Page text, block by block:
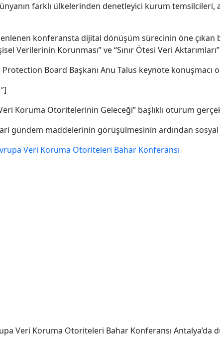
farklı ülkelerinden denetleyici kurum
konferansta dijital dönüşüm sürecinin öne çıkan
Verilerinin Korunması” ve “Sınır Ötesi Veri
Board Başkanı Anu Talus keynote konuşmacı
Koruma Otoritelerinin Geleceği” başlıklı oturum
gündem maddelerinin görüşülmesinin ardından
Veri Koruma Otoriteleri Bahar Konferansı Antalya’da